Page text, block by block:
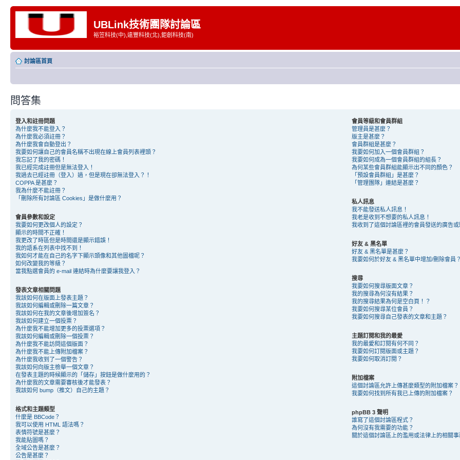
UBLink技術團隊討論區
裕笠科技(中),遠豐科技(北),鉅創科技(南)
討論區首頁
問答集
登入和註冊問題
為什麼我不能登入？
為什麼我必須註冊？
為什麼我會自動登出？
我要如何讓自己的會員名稱不出現在線上會員列表裡頭？
我忘記了我的密碼！
我已經完成註冊但是無法登入！
我過去已經註冊（登入）過，但是現在卻無法登入？！
COPPA 是甚麼？
我為什麼不能註冊？
「刪除所有討論區 Cookies」是做什麼用？
會員參數和設定
我要如何更改個人的設定？
顯示的時間不正確！
我更改了時區但是時間還是顯示錯誤！
我的語系在列表中找不到！
我如何才能在自己的名字下顯示頭像和其他圖檔呢？
如何改變我的等級？
當我點選會員的 e-mail 連結時為什麼要讓我登入？
發表文章相關問題
我該如何在版面上發表主題？
我該如何編輯或刪除一篇文章？
我該如何在我的文章後增加簽名？
我該如何建立一個投票？
為什麼我不能增加更多的投票選項？
我該如何編輯或刪除一個投票？
為什麼我不能訪問這個版面？
為什麼我不能上傳附加檔案？
為什麼我收到了一個警告？
我該如何向版主檢舉一個文章？
在發表主題的時候顯示的「儲存」按鈕是做什麼用的？
為什麼我的文章需要審核後才能發表？
我該如何 bump（推文）自己的主題？
格式和主題類型
什麼是 BBCode？
我可以使用 HTML 語法嗎？
表情符號是甚麼？
我能貼圖嗎？
全域公告是甚麼？
公告是甚麼？
會員等級和會員群組
管理員是甚麼？
版主是甚麼？
會員群組是甚麼？
我要如何加入一個會員群組？
我要如何成為一個會員群組的組長？
為何某些會員群組能顯示出不同的顏色？
「預設會員群組」是甚麼？
「管理團隊」連結是甚麼？
私人訊息
我不能發送私人訊息！
我老是收到不想要的私人訊息！
我收到了這個討論區裡的會員發送的廣告或
好友 & 黑名單
好友 & 黑名單是甚麼？
我要如何於好友 & 黑名單中增加/刪除會員？
搜尋
我要如何搜尋版面文章？
我的搜尋為何沒有結果？
我的搜尋結果為何是空白頁！？
我要如何搜尋某位會員？
我要如何搜尋自己發表的文章和主題？
主題訂閱和我的最愛
我的最愛和訂閱有何不同？
我要如何訂閱版面或主題？
我要如何取消訂閱？
附加檔案
這個討論區允許上傳甚麼類型的附加檔案？
我要如何找到所有我已上傳的附加檔案？
phpBB 3 聲明
誰寫了這個討論區程式？
為何沒有我需要的功能？
關於這個討論區上的濫用或法律上的相關